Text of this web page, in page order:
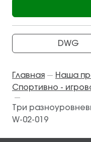
DWG
Главная — Наша
Спортивно -
—
Три
W-02-019